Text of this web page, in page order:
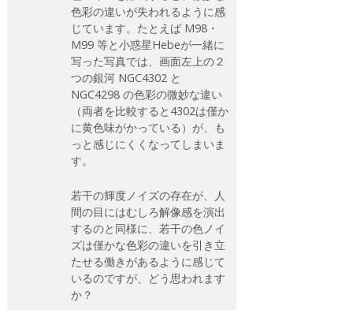
色彩の違いが失われるように感
じています。たとえば M98・
M99 等と小惑星Hebeが一緒に
写った写真では、画面左上の２
つの銀河 NGC4302 と
NGC4298 の色彩の微妙な違い
（両者を比較すると4302は僅か
に黄色味がかっている）が、も
っと感じにくくなってしまいま
す。
若干の輝度ノイズの存在が、人
間の目にはむしろ解像感を演出
するのと同様に、若干の色ノイ
ズは僅かな色彩の違いを引き立
たせる働きがあるように感じて
いるのですが、どう思われます
か？